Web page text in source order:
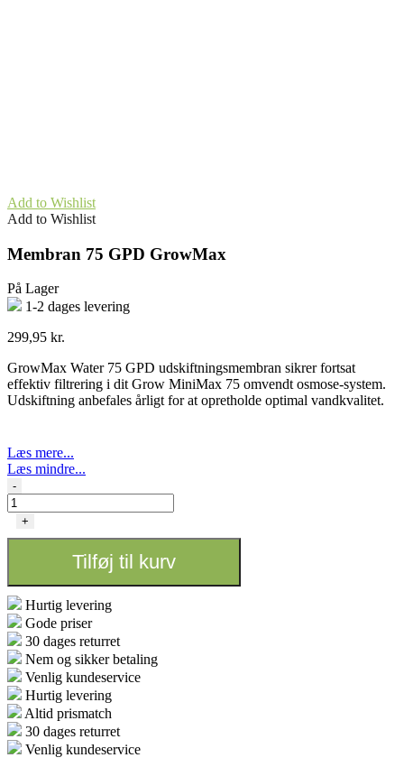
Add to Wishlist
Add to Wishlist
Membran 75 GPD GrowMax
På Lager
1-2 dages levering
299,95 kr.
GrowMax Water 75 GPD udskiftningsmembran sikrer fortsat
effektiv filtrering i dit Grow MiniMax 75 omvendt osmose-system.
Udskiftning anbefales årligt for at opretholde optimal vandkvalitet.
Læs mere...
Læs mindre...
Membran
75
GPD
-
+
Tilføj til kurv
Hurtig levering
Gode priser
30 dages returret
Nem og sikker betaling
Venlig kundeservice
Hurtig levering
Altid prismatch
30 dages returret
Venlig kundeservice